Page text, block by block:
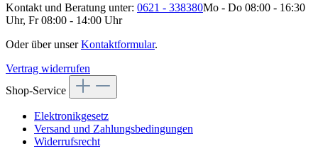
Kontakt und Beratung unter: 0621 - 338380Mo - Do 08:00 - 16:30
Uhr, Fr 08:00 - 14:00 Uhr
Oder über unserKontaktformular.
Vertrag widerrufen
Shop-Service
Elektronikgesetz
Versand und Zahlungsbedingungen
Widerrufsrecht